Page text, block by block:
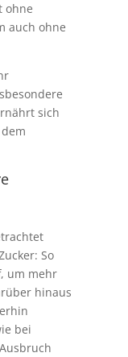
ohne
auch ohne
sich
So
um mehr
hinaus
bei